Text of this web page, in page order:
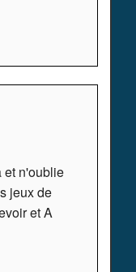
et n'oublie
jeux de
et A